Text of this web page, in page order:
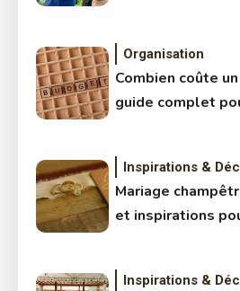
Organisation
Combien coûte
guide complet
Inspirations &
Mariage
et inspirations
Inspirations &